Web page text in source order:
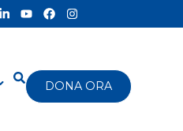
DONA ORA